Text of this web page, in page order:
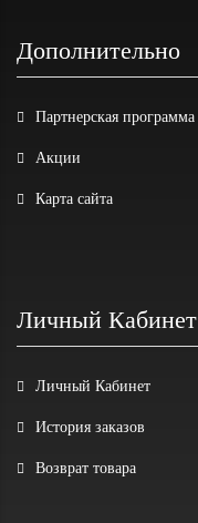
Дополнительно
Партнерская программа
Акции
Карта сайта
Личный Кабинет
Личный Кабинет
История заказов
Возврат товара